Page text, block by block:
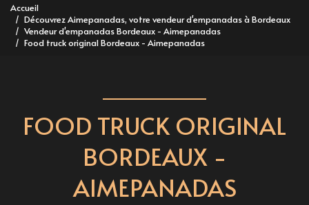
Accueil
Découvrez Aimepanadas, votre vendeur d'empanadas à Bordeaux
Vendeur d'empanadas Bordeaux - Aimepanadas
Food truck original Bordeaux - Aimepanadas
FOOD TRUCK ORIGINAL
BORDEAUX -
AIMEPANADAS